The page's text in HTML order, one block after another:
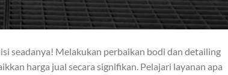
seadanya! Melakukan perbaikan bodi dan detailing
harga jual secara signifikan. Pelajari layanan apa